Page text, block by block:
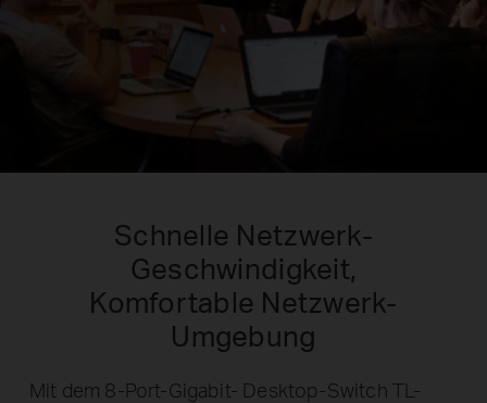
Schnelle Netzwerk-
Geschwindigkeit,
Komfortable Netzwerk-
Umgebung
Mit dem 8-Port-Gigabit- Desktop-Switch TL-